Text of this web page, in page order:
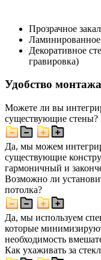
Прозрачное
Ламинированное
Декоративное
гравировка)
Удобство
Можете ли вы
существующие стены?
Да, мы можем
существующие
гармоничный и
Возможно ли
потолка?
Да, мы используем
которые
необходимость
Как ухаживать за